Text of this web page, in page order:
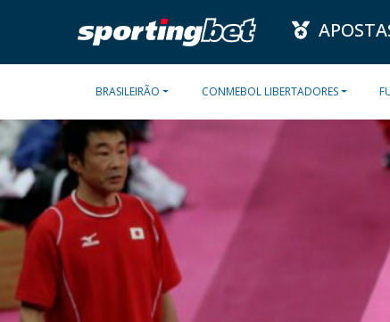
BRASILEIRÃO CONMEBOL LIBERTADORES